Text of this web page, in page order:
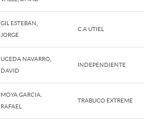
GIL ESTEBAN,
JORGE
C.A UTIEL
UCEDA NAVARRO,
DAVID
INDEPENDIENTE
MOYA GARCIA,
RAFAEL
TRABUCO EXTREME